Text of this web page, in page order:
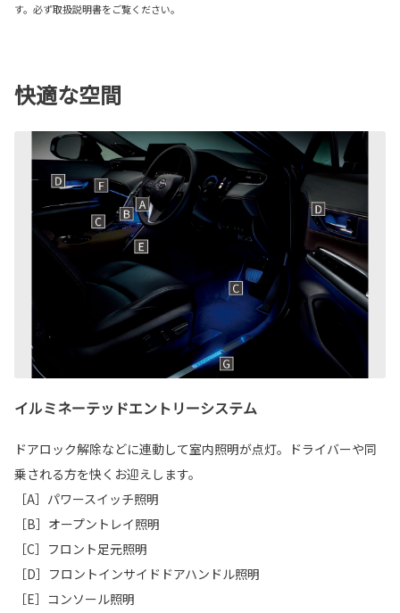
す。必ず取扱説明書をご覧ください。
快適な空間
イルミネーテッドエントリーシステム
ドアロック解除などに連動して室内照明が点灯。ドライバーや同
乗される方を快くお迎えします。
［A］パワースイッチ照明
［B］オープントレイ照明
［C］フロント足元照明
［D］フロントインサイドドアハンドル照明
［E］コンソール照明